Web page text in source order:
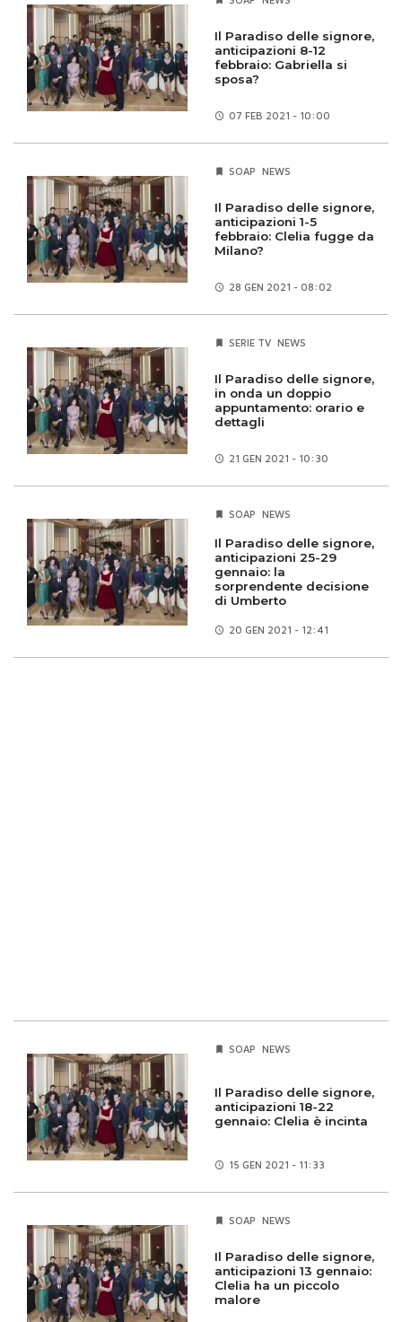
Il Paradiso delle signore,
anticipazioni 8-12
febbraio: Gabriella si
sposa?
07 FEB 2021 - 10:00
SOAP NEWS
Il Paradiso delle signore,
anticipazioni 1-5
febbraio: Clelia fugge da
Milano?
28 GEN 2021 - 08:02
SERIE TV NEWS
Il Paradiso delle signore,
in onda un doppio
appuntamento: orario e
dettagli
21 GEN 2021 - 10:30
SOAP NEWS
Il Paradiso delle signore,
anticipazioni 25-29
gennaio: la
sorprendente decisione
di Umberto
20 GEN 2021 - 12:41
SOAP NEWS
Il Paradiso delle signore,
anticipazioni 18-22
gennaio: Clelia è incinta
15 GEN 2021 - 11:33
SOAP NEWS
Il Paradiso delle signore,
anticipazioni 13 gennaio:
Clelia ha un piccolo
malore